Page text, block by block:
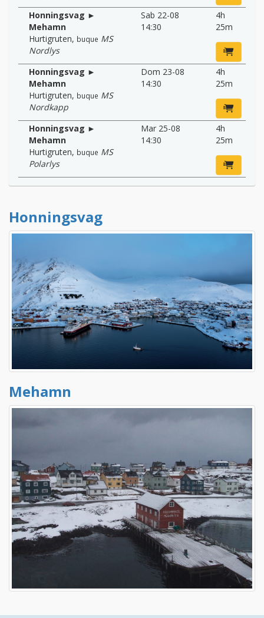
Honningsvag ►
Mehamn
Hurtigruten, buque MS
Nordlys
Sab 22-08
14:30
4h
25m
Honningsvag ►
Mehamn
Hurtigruten, buque MS
Nordkapp
Dom 23-08
14:30
4h
25m
Honningsvag ►
Mehamn
Hurtigruten, buque MS
Polarlys
Mar 25-08
14:30
4h
25m
Honningsvag
Mehamn